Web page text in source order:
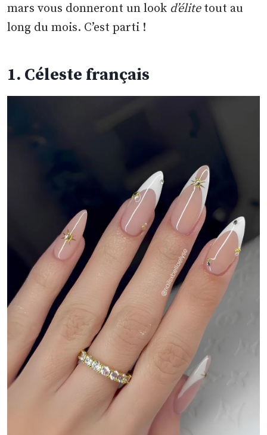
mars vous donneront un look d’élitetout au
long du mois. C’est parti !
1. Céleste français